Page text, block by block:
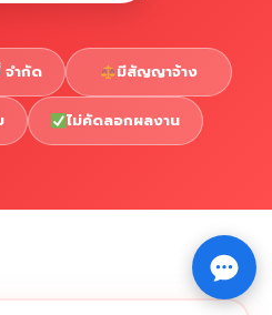
ำวิจัย รับทำวิทยานิพนธ์ รับทำ⇧
จำกัด มีสัญญาจ้าง
ไม่คัดลอกผลงาน